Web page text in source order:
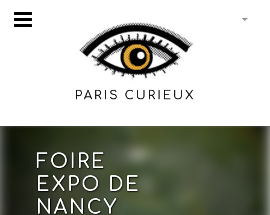
PARIS CURIEUX
FOIRE
EXPO DE
NANCY